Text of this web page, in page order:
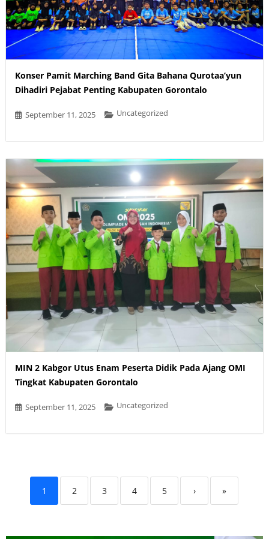
Konser Pamit Marching Band Gita Bahana Qurotaa’yun
Dihadiri Pejabat Penting Kabupaten Gorontalo
September 11, 2025 Uncategorized
MIN 2 Kabgor Utus Enam Peserta Didik Pada Ajang OMI
Tingkat Kabupaten Gorontalo
September 11, 2025 Uncategorized
1 2 3 4 5 › »